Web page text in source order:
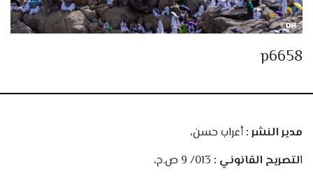
p6658
مدير النشر :أعراب حسن،
التصريح القانوني :